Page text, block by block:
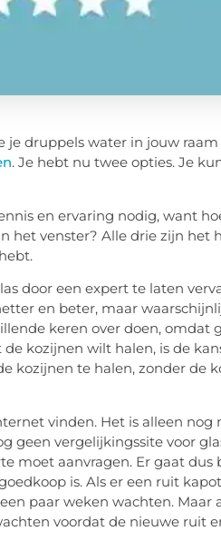
je druppels water in jouw
. Je hebt nu twee opties. Je
en ervaring nodig, want
het venster? Alle drie zijn het
door een expert te laten
en beter, maar
keren over doen, omdat
kozijnen wilt halen, is de
kozijnen te halen, zonder de
vinden. Het is alleen
geen vergelijkingssite voor
moet aanvragen. Er gaat dus
is. Als er een ruit
paar weken wachten. Maar
voordat de nieuwe ruit